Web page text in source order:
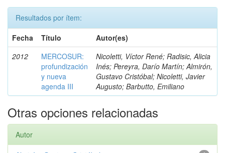
Resultados por ítem:
Fecha
Título
Autor(es)
2012
MERCOSUR:
profundización
y nueva
agenda III
Nicoletti, Víctor René; Radisic, Alicia
Inés; Pereyra, Darío Martín; Almirón,
Gustavo Cristóbal; Nicoletti, Javier
Augusto; Barbutto, Emiliano
Otras opciones relacionadas
Autor